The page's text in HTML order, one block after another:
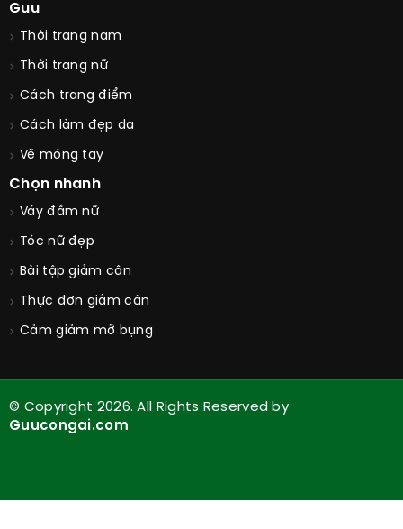
Guu
Thời trang nam
Thời trang nữ
Cách trang điểm
Cách làm đẹp da
Vẽ móng tay
Chọn nhanh
Váy đầm nữ
Tóc nữ đẹp
Bài tập giảm cân
Thực đơn giảm cân
Cảm giảm mỡ bụng
© Copyright 2026. All Rights Reserved by
Guucongai.com